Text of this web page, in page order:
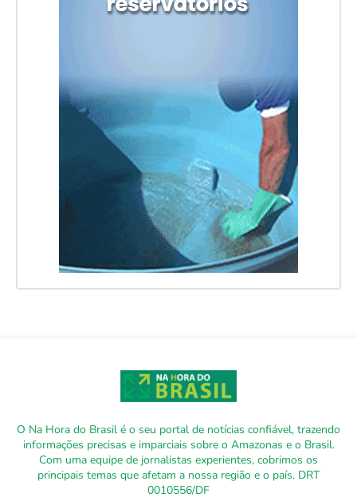
O Na Hora do Brasil é o seu portal de notícias confiável, trazendo
informações precisas e imparciais sobre o Amazonas e o Brasil.
Com uma equipe de jornalistas experientes, cobrimos os
principais temas que afetam a nossa região e o país. DRT
0010556/DF